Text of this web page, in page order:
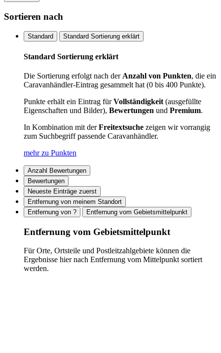
Sortieren nach
Standard Standard Sortierung erklärt
Standard Sortierung erklärt
Die Sortierung erfolgt nach der Anzahl von Punkten, die ein
Caravanhändler-Eintrag gesammelt hat (0 bis 400 Punkte).
Punkte erhält ein Eintrag fürVollständigkeit (ausgefüllte
Eigenschaften und Bilder), Bewertungen und Premium.
In Kombination mit derFreitextsuche zeigen wir vorrangig
zum Suchbegriff passende Caravanhändler.
mehr zu Punkten
Anzahl Bewertungen
Bewertungen
Neueste Einträge zuerst
Entfernung von meinem Standort
Entfernung von ?
Entfernung vom Gebietsmittelpunkt
Entfernung vom Gebietsmittelpunkt
Für Orte, Ortsteile und Postleitzahlgebiete können die
Ergebnisse hier nach Entfernung vom Mittelpunkt sortiert
werden.